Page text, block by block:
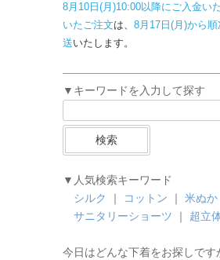
8月10日(月)10:00以降にご入金い
いたご注文は、 8月17日(月)から順
送いたします。
▼キーワードを入力して探す
検索
▼人気検索キーワード
シルク
｜ コットン ｜ 米ぬか
サニタリーショーツ ｜ 超立
今日はどんな下着をお探しです